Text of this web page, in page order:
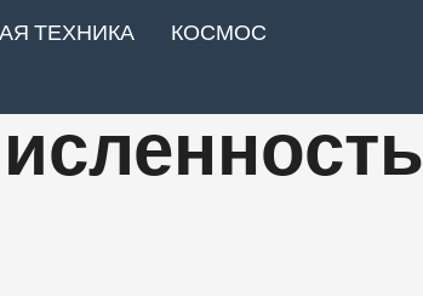
ТЕХНИКА
КОСМОС